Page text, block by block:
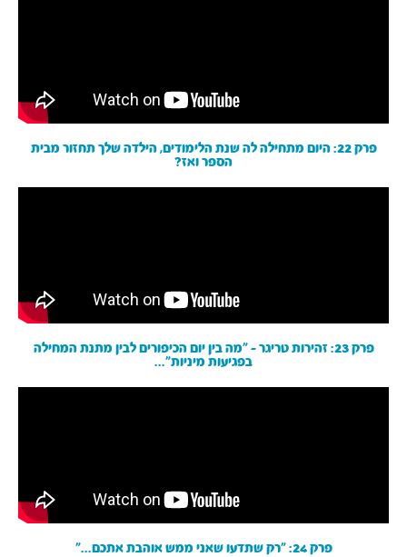
פרק 22: היום מתחילה לה שנת הלימודים, הילדה שלך תחזור מבית
הספר ואז?
פרק 23: זהירות טריגר - ״מה בין יום הכיפורים לבין מתנת המחילה
בפגיעות מיניות״...
פרק 24: ״רק שתדעו שאני ממש אוהבת אתכם...״